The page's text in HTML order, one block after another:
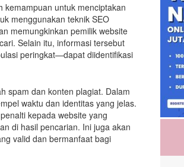
kemampuan untuk menciptakan
menggunakan teknik SEO
memungkinkan pemilik website
Selain itu, informasi tersebut
peringkat—dapat diidentifikasi
spam dan konten plagiat. Dalam
waktu dan identitas yang jelas.
kepada website yang
di hasil pencarian. Ini juga akan
valid dan bermanfaat bagi